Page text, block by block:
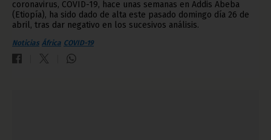
coronavirus, COVID-19, hace unas semanas en Addis Abeba
(Etiopía), ha sido dado de alta este pasado domingo día 26 de
abril, tras dar negativo en los sucesivos análisis.
Noticias África COVID-19